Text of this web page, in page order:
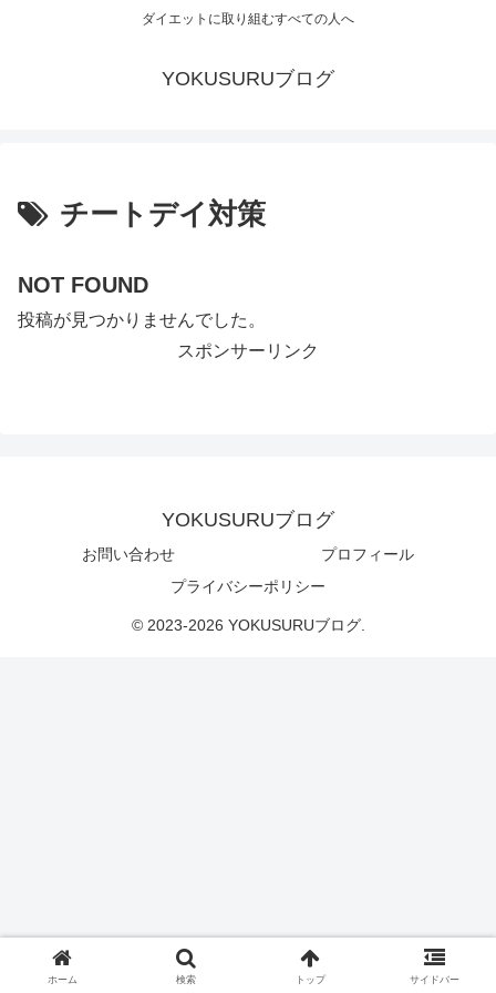
ダイエットに取り組むすべての人へ
YOKUSURUブログ
チートデイ対策
NOT FOUND
投稿が見つかりませんでした。
スポンサーリンク
YOKUSURUブログ
お問い合わせ
プロフィール
プライバシーポリシー
© 2023-2026 YOKUSURUブログ.
ホーム 検索 トップ サイドバー